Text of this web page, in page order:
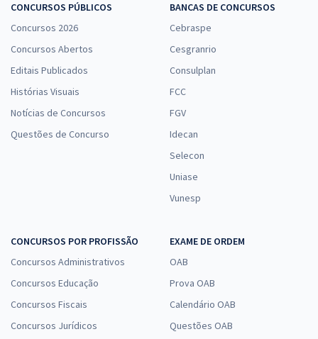
CONCURSOS PÚBLICOS
Concursos 2026
Concursos Abertos
Editais Publicados
Histórias Visuais
Notícias de Concursos
Questões de Concurso
BANCAS DE CONCURSOS
Cebraspe
Cesgranrio
Consulplan
FCC
FGV
Idecan
Selecon
Uniase
Vunesp
CONCURSOS POR PROFISSÃO
Concursos Administrativos
Concursos Educação
Concursos Fiscais
Concursos Jurídicos
EXAME DE ORDEM
OAB
Prova OAB
Calendário OAB
Questões OAB